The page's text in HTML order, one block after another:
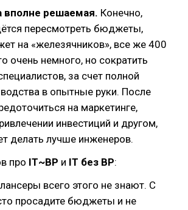
вполне решаемая. Конечно,
пересмотреть бюджеты,
на «железячников», все же 400
очень немного, но сократить
за счет полной
в опытные руки. После
на маркетинге,
инвестиций и другом,
делать лучше инженеров.
про IT~BP и IT без BP:
всего этого не знают. С
просадите бюджеты и не